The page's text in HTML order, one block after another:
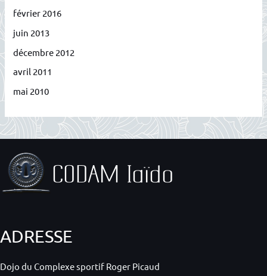
février 2016
juin 2013
décembre 2012
avril 2011
mai 2010
ADRESSE
Dojo du Complexe sportif Roger Picaud